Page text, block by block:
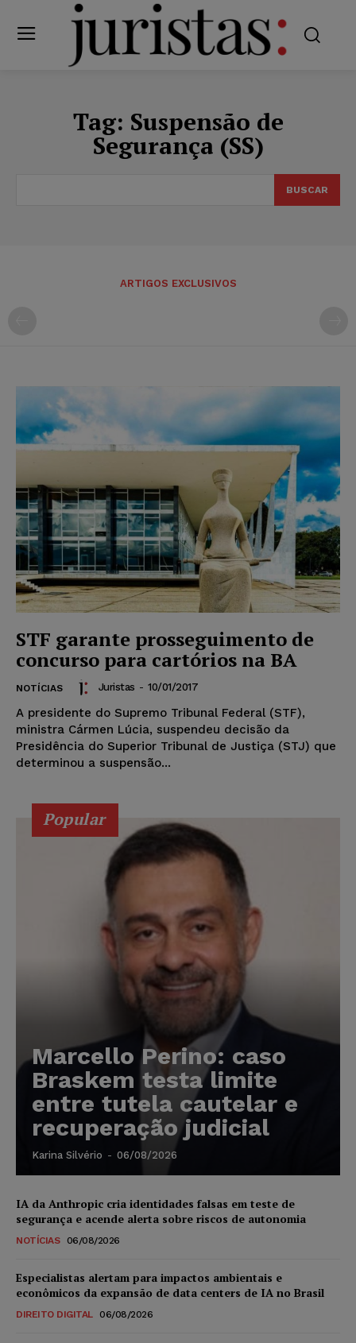
Tag: Suspensão de
Segurança (SS)
BUSCAR
ARTIGOS EXCLUSIVOS
STF garante prosseguimento de
concurso para cartórios na BA
NOTÍCIAS Juristas - 10/01/2017
A presidente do Supremo Tribunal Federal (STF),
ministra Cármen Lúcia, suspendeu decisão da
Presidência do Superior Tribunal de Justiça (STJ) que
determinou a suspensão...
Popular
Marcello Perino: caso
Braskem testa limite
entre tutela cautelar e
recuperação judicial
Karina Silvério - 06/08/2026
IA da Anthropic cria identidades falsas em teste de
segurança e acende alerta sobre riscos de autonomia
NOTÍCIAS 06/08/2026
Especialistas alertam para impactos ambientais e
econômicos da expansão de data centers de IA no Brasil
DIREITO DIGITAL 06/08/2026